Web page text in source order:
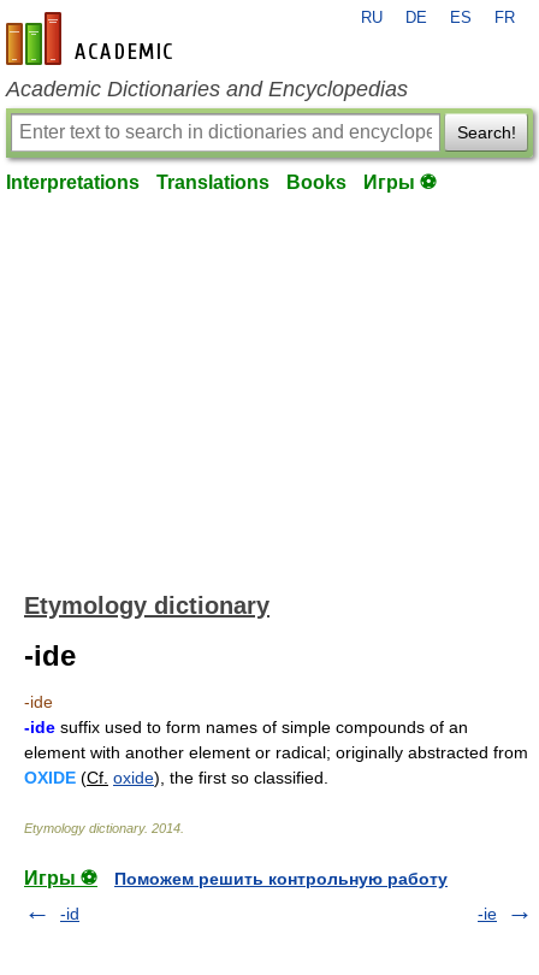
en-academic.com
RU DE ES FR
Academic Dictionaries and Encyclopedias
Search!
Interpretations Translations Books Игры ⚽
Etymology dictionary
-ide
-ide
-ide suffix used to form names of simple compounds of an
element with another element or radical; originally abstracted from
OXIDE (Cf. oxide), the first so classified.
Etymology dictionary. 2014
Игры ⚽
Поможем решить контрольную работу
-id
-ie